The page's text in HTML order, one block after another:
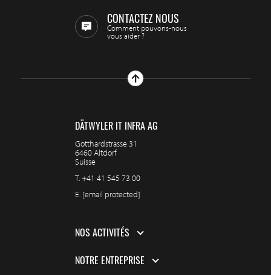
CONTACTEZ NOUS
Comment pouvons-nous
vous aider ?
DÄTWYLER IT INFRA AG
Gotthardstrasse 31
6460 Altdorf
Suisse
T.+41 41 545 73 00
E. [email protected]
NOS ACTIVITÉS
NOTRE ENTREPRISE